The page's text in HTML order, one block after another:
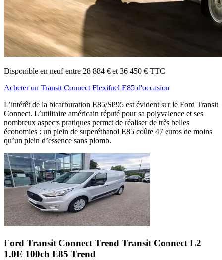
Disponible en neuf entre 28 884 € et 36 450 € TTC
Acheter un Transit Connect Flexifuel E85 d'occasion
L’intérêt de la bicarburation E85/SP95 est évident sur le Ford Transit
Connect. L’utilitaire américain réputé pour sa polyvalence et ses
nombreux aspects pratiques permet de réaliser de très belles
économies : un plein de superéthanol E85 coûte 47 euros de moins
qu’un plein d’essence sans plomb.
Ford Transit Connect Trend Transit Connect L2
1.0E 100ch E85 Trend